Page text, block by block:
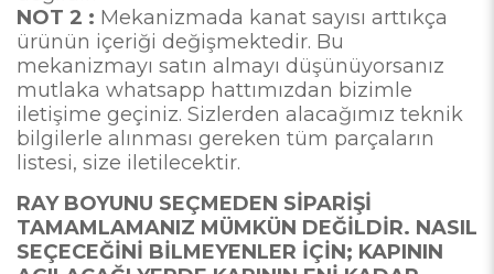
NOT 2 : Mekanizmada kanat sayısı arttıkça
ürünün içeriği değişmektedir. Bu
mekanizmayı satın almayı düşünüyorsanız
mutlaka whatsapp hattımızdan bizimle
iletişime geçiniz. Sizlerden alacağımız teknik
bilgilerle alınması gereken tüm parçaların
listesi, size iletilecektir.
RAY BOYUNU SEÇMEDEN SİPARİŞİ
TAMAMLAMANIZ MÜMKÜN DEĞİLDİR. NASIL
SEÇECEĞİNİ BİLMEYENLER İÇİN; KAPININ